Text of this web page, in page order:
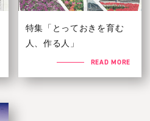
特集「とっておきを育む
人、作る人」
READ MORE